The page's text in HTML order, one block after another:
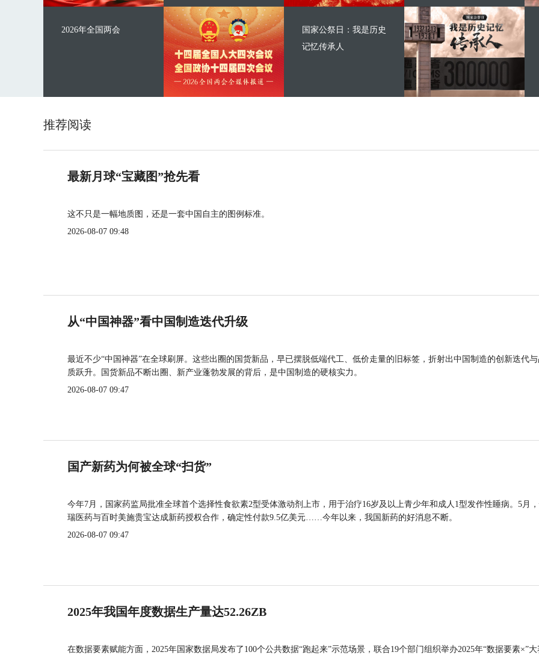
2026年全国两会
国家公祭日：我是历史
记忆传承人
推荐阅读
最新月球“宝藏图”抢先看
这不只是一幅地质图，还是一套中国自主的图例标准。
2026-08-07 09:48
从“中国神器”看中国制造迭代升级
最近不少“中国神器”在全球刷屏。这些出圈的国货新品，早已摆脱低端代工、低价走量的旧标签，折射出中国制造的创新迭代
质跃升。国货新品不断出圈、新产业蓬勃发展的背后，是中国制造的硬核实力。
2026-08-07 09:47
国产新药为何被全球“扫货”
今年7月，国家药监局批准全球首个选择性食欲素2型受体激动剂上市，用于治疗16岁及以上青少年和成人1型发作性睡病。5月
瑞医药与百时美施贵宝达成新药授权合作，确定性付款9.5亿美元……今年以来，我国新药的好消息不断。
2026-08-07 09:47
2025年我国年度数据生产量达52.26ZB
在数据要素赋能方面，2025年国家数据局发布了100个公共数据“跑起来”示范场景，联合19个部门组织举办2025年“数据要素×”大